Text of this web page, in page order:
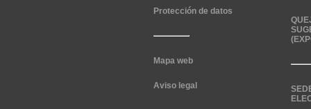
Protección de datos
Mapa web
Aviso legal